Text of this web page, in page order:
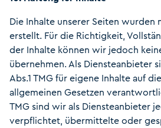
Die Inhalte unserer Seiten
erstellt. Für die Richtigkeit,
der Inhalte können wir jedoch
übernehmen. Als Diensteanbieter
Abs.1 TMG für eigene Inhalte auf
allgemeinen Gesetzen
TMG sind wir als Diensteanbieter
verpflichtet, übermittelte oder